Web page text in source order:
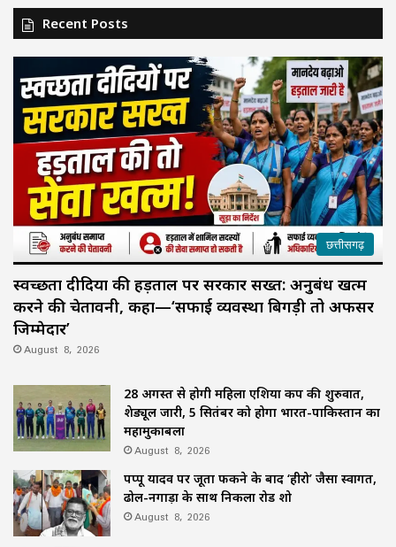
Recent Posts
छत्तीसगढ़
स्वच्छता दीदियों की हड़ताल पर सरकार सख्त: अनुबंध खत्म
करने की चेतावनी, कहा—‘सफाई व्यवस्था बिगड़ी तो अफसर
जिम्मेदार’
August 8, 2026
28 अगस्त से होगी महिला एशिया कप की शुरुवात,
शेड्यूल जारी, 5 सितंबर को होगा भारत-पाकिस्तान का
महामुकाबला
August 8, 2026
पप्पू यादव पर जूता फेंकने के बाद ‘हीरो’ जैसा स्वागत,
ढोल-नगाड़ों के साथ निकला रोड शो
August 8, 2026